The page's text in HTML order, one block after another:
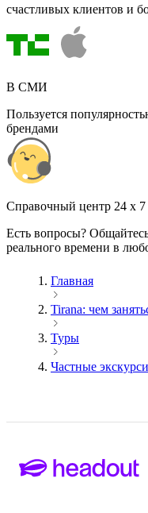
счастливых клиентов и
В СМИ
Пользуется
брендами
Cправочный центр 24 x 7
Есть вопросы?
реального времени в
Главная
Tirana: чем
Туры
Частные